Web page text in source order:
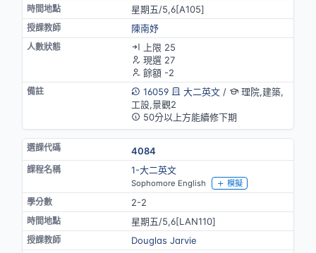
星期五/5,6[A105]
陳南妤
上限 25
現選 27
餘額 -2
16059
大二英文/
理院,建築,
工設,景觀2
50分以上方能續修下期
4084
1-大二英文
Sophomore English 模擬
2-2
星期五/5,6[LAN110]
Douglas Jarvie